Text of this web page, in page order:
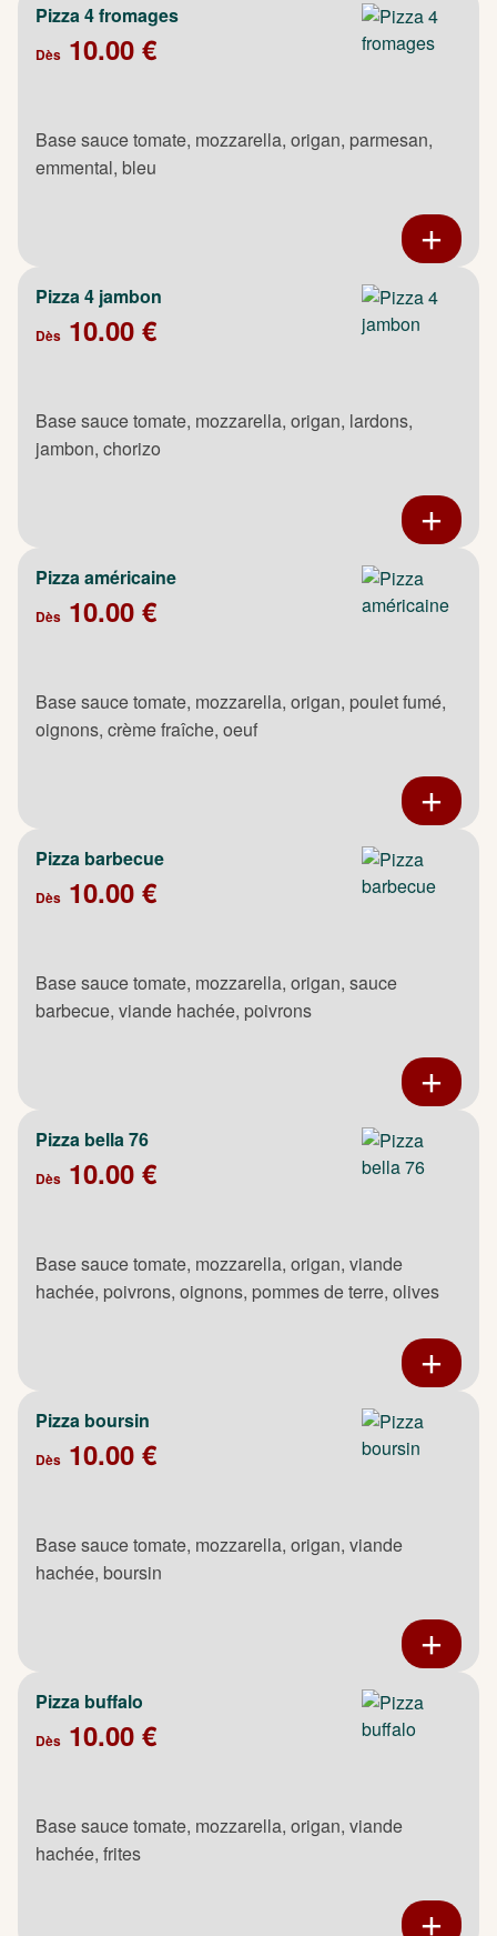
Pizza 4 fromages
Dès 10.00 €
Base sauce tomate, mozzarella, origan, parmesan,
emmental, bleu
Pizza 4 jambon
Dès 10.00 €
Base sauce tomate, mozzarella, origan, lardons,
jambon, chorizo
Pizza américaine
Dès 10.00 €
Base sauce tomate, mozzarella, origan, poulet fumé,
oignons, crème fraîche, oeuf
Pizza barbecue
Dès 10.00 €
Base sauce tomate, mozzarella, origan, sauce
barbecue, viande hachée, poivrons
Pizza bella 76
Dès 10.00 €
Base sauce tomate, mozzarella, origan, viande
hachée, poivrons, oignons, pommes de terre, olives
Pizza boursin
Dès 10.00 €
Base sauce tomate, mozzarella, origan, viande
hachée, boursin
Pizza buffalo
Dès 10.00 €
Base sauce tomate, mozzarella, origan, viande
hachée, frites